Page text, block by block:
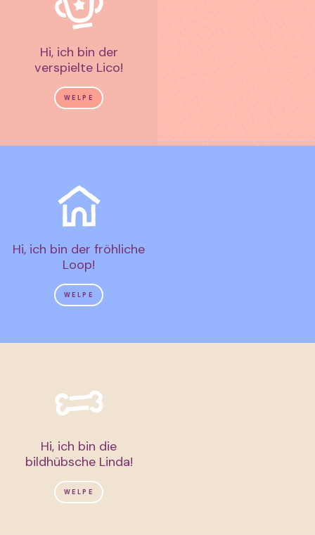
Hi, ich bin der
verspielte Lico!
WELPE
Hi, ich bin der fröhliche
Loop!
WELPE
Hi, ich bin die
bildhübsche Linda!
WELPE